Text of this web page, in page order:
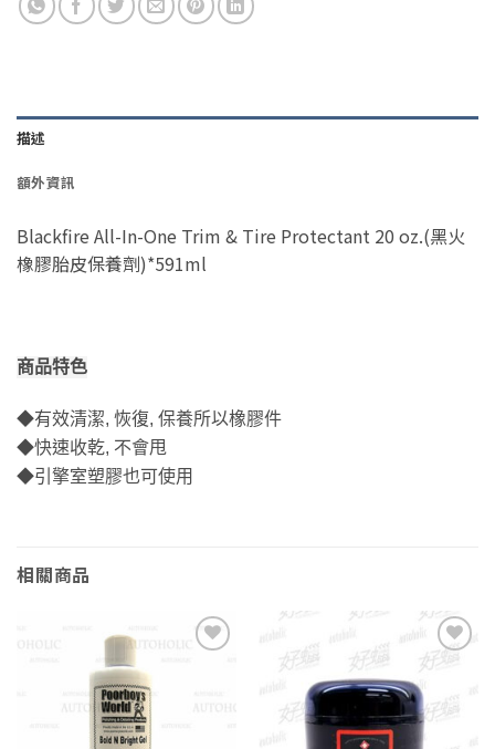
描述
額外資訊
Blackfire All-In-One Trim & Tire Protectant 20 oz.(黑火
橡膠胎皮保養劑)*591ml
商品特色
◆有效清潔, 恢復, 保養所以橡膠件
◆快速收乾, 不會甩
◆引擎室塑膠也可使用
相關商品
Add to